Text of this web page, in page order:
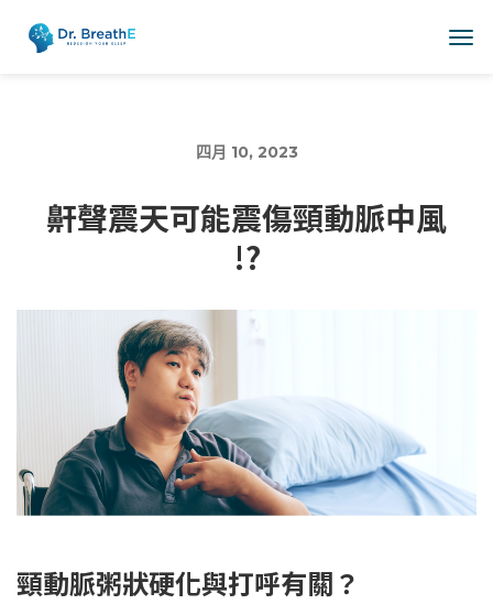
四月 10, 2023
鼾聲震天可能震傷頸動脈中風
!?
頸動脈粥狀硬化與打呼有關？